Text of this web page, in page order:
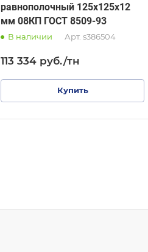
равнополочный 125х125х12
мм 08КП ГОСТ 8509-93
В наличии Арт. s386504
113 334 руб./тн
Купить